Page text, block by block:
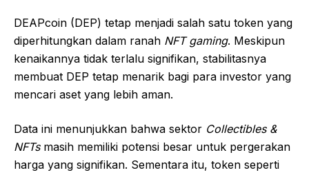
DEAPcoin (DEP) tetap menjadi salah satu token yang
diperhitungkan dalam ranah NFT gaming. Meskipun
kenaikannya tidak terlalu signifikan, stabilitasnya
membuat DEP tetap menarik bagi para investor yang
mencari aset yang lebih aman.
Data ini menunjukkan bahwa sektor Collectibles &
NFTsmasih memiliki potensi besar untuk pergerakan
harga yang signifikan. Sementara itu, token seperti